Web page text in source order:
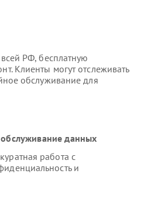
РФ, бесплатную
Клиенты могут отслеживать
обслуживание для
данных
работа с
и